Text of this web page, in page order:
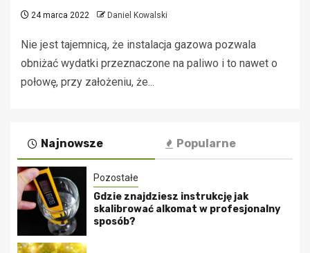
24 marca 2022 Daniel Kowalski
Nie jest tajemnicą, że instalacja gazowa pozwala
obniżać wydatki przeznaczone na paliwo i to nawet o
połowę, przy założeniu, że...
Najnowsze Popularne
Pozostałe
Gdzie znajdziesz instrukcję jak
skalibrować alkomat w profesjonalny
sposób?